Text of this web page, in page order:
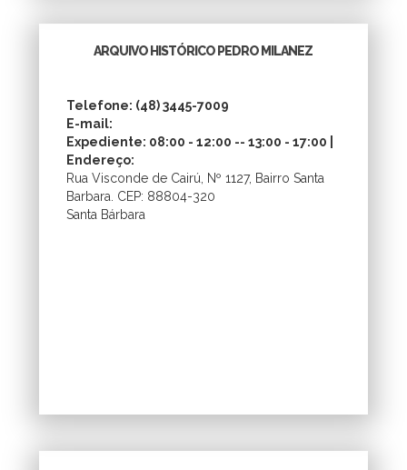
ARQUIVO HISTÓRICO PEDRO MILANEZ
Telefone: (48) 3445-7009
E-mail:
Expediente: 08:00 - 12:00 -- 13:00 - 17:00 |
Endereço:
Rua Visconde de Cairú, Nº 1127, Bairro Santa
Barbara. CEP: 88804-320
Santa Bárbara